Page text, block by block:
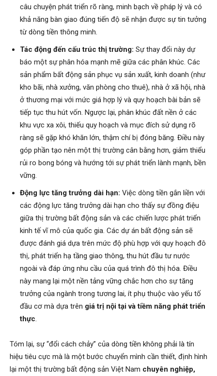
câu chuyện phát triển rõ ràng, minh bạch về pháp lý và có
khả năng bàn giao đúng tiến độ sẽ nhận được sự tin tưởng
từ dòng tiền thông minh.
Tác động đến cấu trúc thị trường: Sự thay đổi này dự
báo một sự phân hóa mạnh mẽ giữa các phân khúc. Các
sản phẩm bất động sản phục vụ sản xuất, kinh doanh (như
kho bãi, nhà xưởng, văn phòng cho thuê), nhà ở xã hội, nhà
ở thương mại với mức giá hợp lý và quy hoạch bài bản sẽ
tiếp tục thu hút vốn. Ngược lại, phân khúc đất nền ở các
khu vực xa xôi, thiếu quy hoạch và mục đích sử dụng rõ
ràng sẽ gặp khó khăn lớn, thậm chí bị đóng băng. Điều này
góp phần tạo nên một thị trường cân bằng hơn, giảm thiểu
rủi ro bong bóng và hướng tới sự phát triển lành mạnh, bền
vững.
Động lực tăng trưởng dài hạn: Việc dòng tiền gắn liền với
các động lực tăng trưởng dài hạn cho thấy sự đồng điệu
giữa thị trường bất động sản và các chiến lược phát triển
kinh tế vĩ mô của quốc gia. Các dự án bất động sản sẽ
được đánh giá dựa trên mức độ phù hợp với quy hoạch đô
thị, phát triển hạ tầng giao thông, thu hút đầu tư nước
ngoài và đáp ứng nhu cầu của quá trình đô thị hóa. Điều
này mang lại một nền tảng vững chắc hơn cho sự tăng
trưởng của ngành trong tương lai, ít phụ thuộc vào yếu tố
đầu cơ mà dựa trên giá trị nội tại và tiềm năng phát triển
thực.
Tóm lại, sự “đổi cách chảy” của dòng tiền không phải là tín
hiệu tiêu cực mà là một bước chuyển mình cần thiết, định hình
lại một thị trường bất động sản Việt Nam chuyên nghiệp,